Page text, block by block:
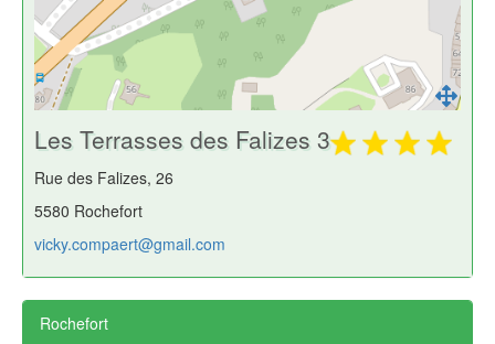
Les Terrasses des Falizes 3
Rue des Falizes, 26
5580 Rochefort
vicky.compaert@gmail.com
Rochefort